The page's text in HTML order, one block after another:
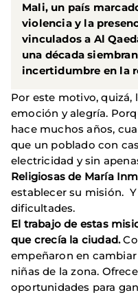
Mali, un país
violencia y la
vinculados a Al
una década
incertidumbre en la
Por este motivo, quizá,
emoción y alegría.
hace muchos años,
que un poblado con
electricidad y sin
Religiosas de María
establecer su misión.
dificultades.
El trabajo de estas
que crecía la ciudad.
empeñaron en
niñas de la zona.
oportunidades para